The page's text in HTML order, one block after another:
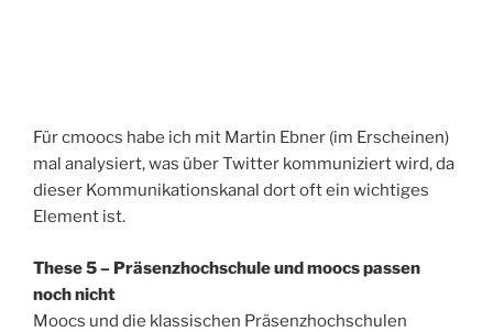
Für cmoocs habe ich mit Martin Ebner (im Erscheinen)
mal analysiert, was über Twitter kommuniziert wird, da
dieser Kommunikationskanal dort oft ein wichtiges
Element ist.
These 5 – Präsenzhochschule und moocs passen
noch nicht
Moocs und die klassischen Präsenzhochschulen